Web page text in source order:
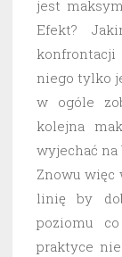
jest
Efekt?
konfrontacji
niego tylko
w ogóle
kolejna
wyjechać na
Znowu więc
linię by
poziomu
praktyce